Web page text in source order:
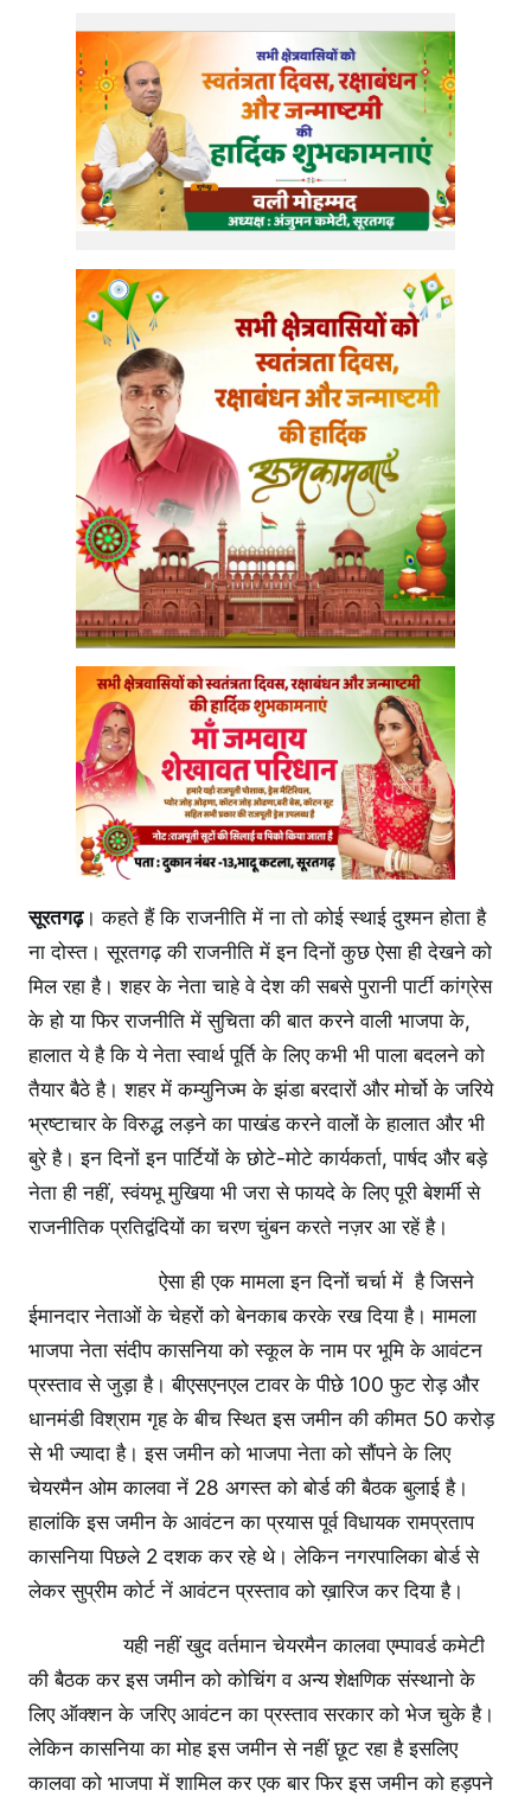
सूरतगढ़। कहते हैं कि राजनीति में ना तो कोई स्थाई दुश्मन होता है
ना दोस्त। सूरतगढ़ की राजनीति में इन दिनों कुछ ऐसा ही देखने को
मिल रहा है। शहर के नेता चाहे वे देश की सबसे पुरानी पार्टी कांग्रेस
के हो या फिर राजनीति में सुचिता की बात करने वाली भाजपा के,
हालात ये है कि ये नेता स्वार्थ पूर्ति के लिए कभी भी पाला बदलने को
तैयार बैठे है। शहर में कम्युनिज्म के झंडा बरदारों और मोर्चो के जरिये
भ्रष्टाचार के विरुद्ध लड़ने का पाखंड करने वालों के हालात और भी
बुरे है। इन दिनों इन पार्टियों के छोटे-मोटे कार्यकर्ता, पार्षद और बड़े
नेता ही नहीं, स्वंयभू मुखिया भी जरा से फायदे के लिए पूरी बेशर्मी से
राजनीतिक प्रतिद्वंदियों का चरण चुंबन करते नज़र आ रहें है।
ऐसा ही एक मामला इन दिनों चर्चा में है जिसने
ईमानदार नेताओं के चेहरों को बेनकाब करके रख दिया है। मामला
भाजपा नेता संदीप कासनिया को स्कूल के नाम पर भूमि के आवंटन
प्रस्ताव से जुड़ा है। बीएसएनएल टावर के पीछे 100 फुट रोड़ और
धानमंडी विश्राम गृह के बीच स्थित इस जमीन की कीमत 50 करोड़
से भी ज्यादा है। इस जमीन को भाजपा नेता को सौंपने के लिए
चेयरमैन ओम कालवा नें 28 अगस्त को बोर्ड की बैठक बुलाई है।
हालांकि इस जमीन के आवंटन का प्रयास पूर्व विधायक रामप्रताप
कासनिया पिछले 2 दशक कर रहे थे। लेकिन नगरपालिका बोर्ड से
लेकर सुप्रीम कोर्ट नें आवंटन प्रस्ताव को ख़ारिज कर दिया है।
यही नहीं खुद वर्तमान चेयरमैन कालवा एम्पावर्ड कमेटी
की बैठक कर इस जमीन को कोचिंग व अन्य शेक्षणिक संस्थानो के
लिए ऑक्शन के जरिए आवंटन का प्रस्ताव सरकार को भेज चुके है।
लेकिन कासनिया का मोह इस जमीन से नहीं छूट रहा है इसलिए
कालवा को भाजपा में शामिल कर एक बार फिर इस जमीन को हड़पने